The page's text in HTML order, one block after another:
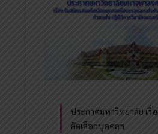
ประกาศมหาวิทยาลัย เรื่
คัดเลือกบุคคลฯ